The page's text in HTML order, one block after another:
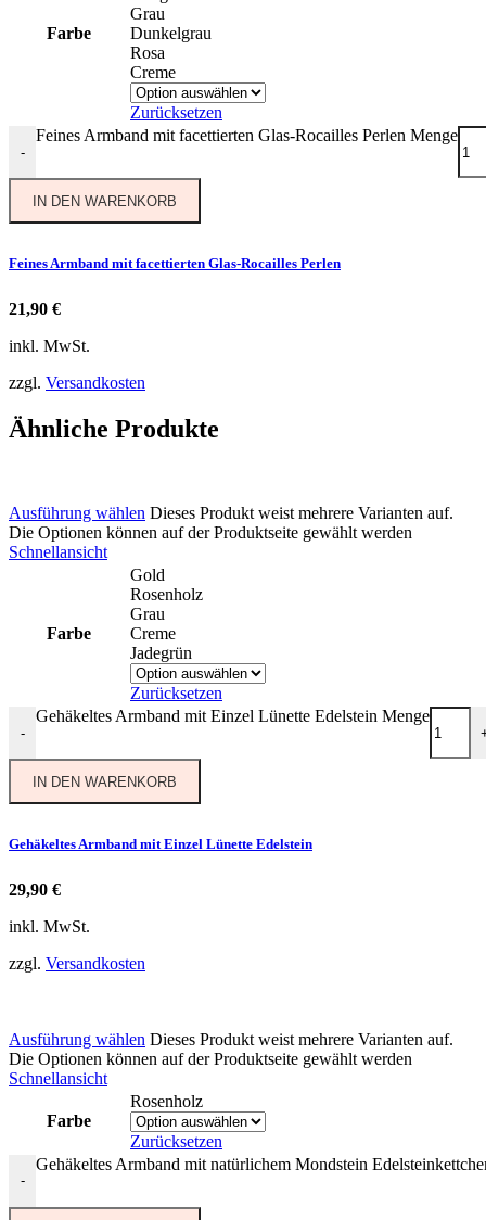
Farbe
Grau
Dunkelgrau
Rosa
Creme
Zurücksetzen
-
Feines Armband mit facettierten Glas-Rocailles Perlen Menge
IN DEN WARENKORB
Feines Armband mit facettierten Glas-Rocailles Perlen
21,90 €
inkl. MwSt.
zzgl. Versandkosten
Ähnliche Produkte
Ausführung wählen Dieses Produkt weist mehrere Varianten auf.
Die Optionen können auf der Produktseite gewählt werden
Schnellansicht
Farbe
Gold
Rosenholz
Grau
Creme
Jadegrün
Zurücksetzen
-
Gehäkeltes Armband mit Einzel Lünette Edelstein Menge
IN DEN WARENKORB
Gehäkeltes Armband mit Einzel Lünette Edelstein
29,90 €
inkl. MwSt.
zzgl. Versandkosten
Ausführung wählen Dieses Produkt weist mehrere Varianten auf.
Die Optionen können auf der Produktseite gewählt werden
Schnellansicht
Farbe
Rosenholz
Zurücksetzen
-
Gehäkeltes Armband mit natürlichem Mondstein